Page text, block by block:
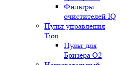
Фильтры
очистителей IQ
Пульт управления
Tion
Пульт для
Бризера O2